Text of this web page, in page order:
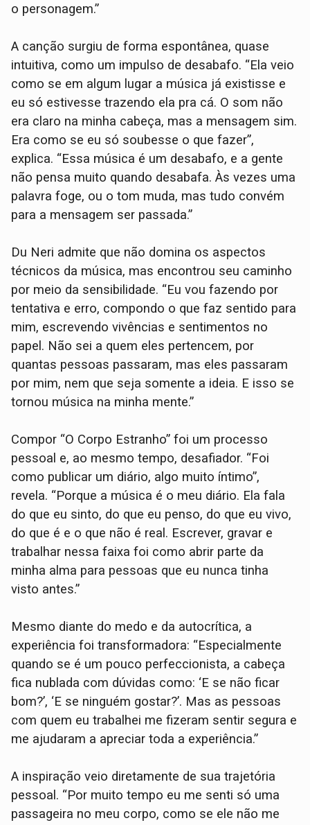
o personagem.”
A canção surgiu de forma espontânea, quase
intuitiva, como um impulso de desabafo. “Ela veio
como se em algum lugar a música já existisse e
eu só estivesse trazendo ela pra cá. O som não
era claro na minha cabeça, mas a mensagem sim.
Era como se eu só soubesse o que fazer”,
explica. “Essa música é um desabafo, e a gente
não pensa muito quando desabafa. Às vezes uma
palavra foge, ou o tom muda, mas tudo convém
para a mensagem ser passada.”
Du Neri admite que não domina os aspectos
técnicos da música, mas encontrou seu caminho
por meio da sensibilidade. “Eu vou fazendo por
tentativa e erro, compondo o que faz sentido para
mim, escrevendo vivências e sentimentos no
papel. Não sei a quem eles pertencem, por
quantas pessoas passaram, mas eles passaram
por mim, nem que seja somente a ideia. E isso se
tornou música na minha mente.”
Compor “O Corpo Estranho” foi um processo
pessoal e, ao mesmo tempo, desafiador. “Foi
como publicar um diário, algo muito íntimo”,
revela. “Porque a música é o meu diário. Ela fala
do que eu sinto, do que eu penso, do que eu vivo,
do que é e o que não é real. Escrever, gravar e
trabalhar nessa faixa foi como abrir parte da
minha alma para pessoas que eu nunca tinha
visto antes.”
Mesmo diante do medo e da autocrítica, a
experiência foi transformadora: “Especialmente
quando se é um pouco perfeccionista, a cabeça
fica nublada com dúvidas como: ‘E se não ficar
bom?’, ‘E se ninguém gostar?’. Mas as pessoas
com quem eu trabalhei me fizeram sentir segura e
me ajudaram a apreciar toda a experiência.”
A inspiração veio diretamente de sua trajetória
pessoal. “Por muito tempo eu me senti só uma
passageira no meu corpo, como se ele não me